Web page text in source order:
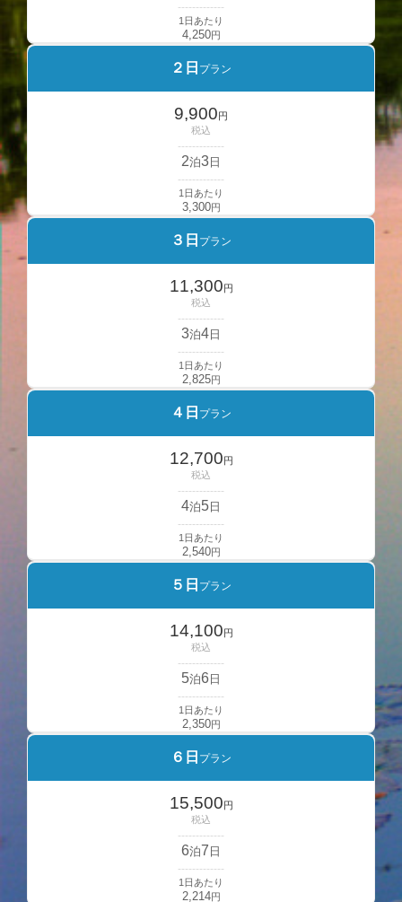
-------------
1日あたり
4,250円
２日 プラン
9,900円
税込
-------------
2泊3 日
-------------
1日あたり
3,300円
３日 プラン
11,300円
税込
-------------
3泊4 日
-------------
1日あたり
2,825円
４日 プラン
12,700円
税込
-------------
4泊5 日
-------------
1日あたり
2,540円
５日 プラン
14,100円
税込
-------------
5泊6 日
-------------
1日あたり
2,350円
６日 プラン
15,500円
税込
-------------
6泊7 日
-------------
1日あたり
2,214円